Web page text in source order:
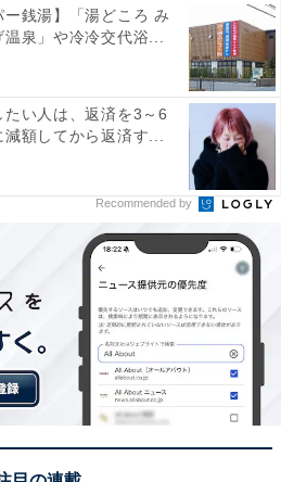
ー銭湯】「湯どころ み
泉」や冷冷交代浴...
たい人は、返済を3～6
減額してから返済す...
Recommended by